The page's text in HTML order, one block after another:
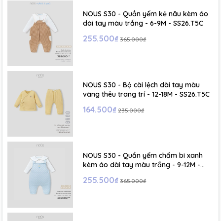
☁️ Bảng Size Mũ, Giày và Phụ kiện :
- NB : Dưới 6 kg
- Size S: 0-6 tháng
- Size M : 6-12 tháng
- Size L : 12-24 tháng
- Size XL :2- 6 tuổi
NOUS S30 - Quần yếm kẻ nâu kèm áo
dài tay màu trắng - 6-9M - SS26.T5C
255.500₫ 365.000₫
NOUS S30 - Bộ cài lệch dài tay màu
vàng thêu trang trí - 12-18M - SS26.T5C
164.500₫ 235.000₫
NOUS S30 - Quần yếm chấm bi xanh
kèm áo dài tay màu trắng - 9-12M -
255.500₫ 365.000₫